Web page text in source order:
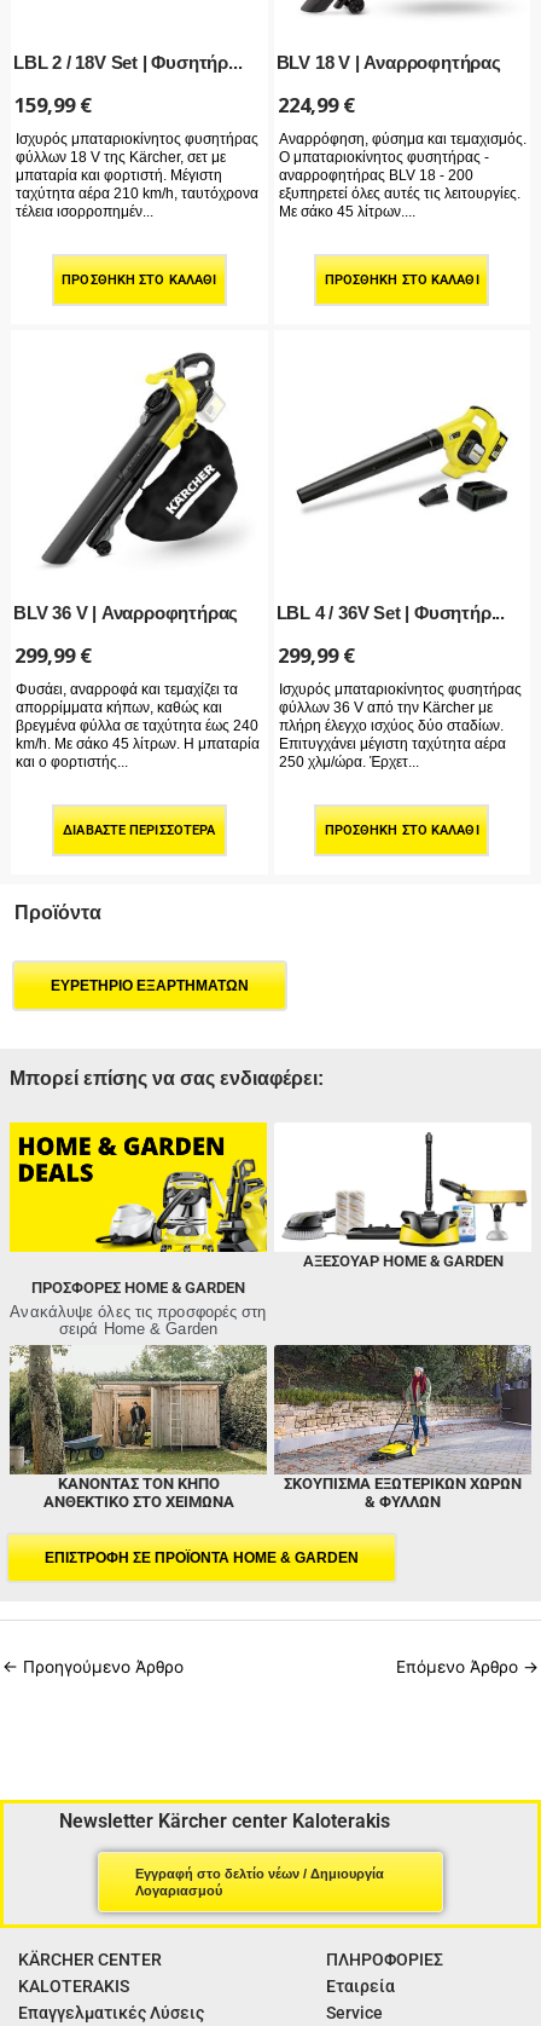
LBL 2 / 18V Set | Φυσητήρ...
159,99€
Ισχυρός μπαταριοκίνητος φυσητήρας
φύλλων 18 V της Kärcher, σετ με
μπαταρία και φορτιστή. Μέγιστη
ταχύτητα αέρα 210 km/h, ταυτόχρονα
τέλεια ισορροπημέν...
ΠΡΟΣΘΉΚΗ ΣΤΟ ΚΑΛΆΘΙ
BLV 18 V | Αναρροφητήρας
224,99€
Αναρρόφηση, φύσημα και τεμαχισμός.
Ο μπαταριοκίνητος φυσητήρας -
αναρροφητήρας BLV 18 - 200
εξυπηρετεί όλες αυτές τις λειτουργίες.
Με σάκο 45 λίτρων....
ΠΡΟΣΘΉΚΗ ΣΤΟ ΚΑΛΆΘΙ
BLV 36 V | Αναρροφητήρας
299,99€
Φυσάει, αναρροφά και τεμαχίζει τα
απορρίμματα κήπων, καθώς και
βρεγμένα φύλλα σε ταχύτητα έως 240
km/h. Με σάκο 45 λίτρων. Η μπαταρία
και ο φορτιστής...
ΔΙΑΒΆΣΤΕ ΠΕΡΙΣΣΌΤΕΡΑ
LBL 4 / 36V Set | Φυσητήρ...
299,99€
Ισχυρός μπαταριοκίνητος φυσητήρας
φύλλων 36 V από την Kärcher με
πλήρη έλεγχο ισχύος δύο σταδίων.
Επιτυγχάνει μέγιστη ταχύτητα αέρα
250 χλμ/ώρα. Έρχετ...
ΠΡΟΣΘΉΚΗ ΣΤΟ ΚΑΛΆΘΙ
Προϊόντα
ΕΥΡΕΤΗΡΙΟ ΕΞΑΡΤΗΜΑΤΩΝ
Μπορεί επίσης να σας ενδιαφέρει:
ΠΡΟΣΦΟΡΈΣ HOME & GARDEN
Ανακάλυψε όλες τις προσφορές στη
σειρά Home & Garden
ΑΞΕΣΟΥΑΡ HOME & GARDEN
ΚΆΝΟΝΤΑΣ ΤΟΝ ΚΉΠΟ
ΑΝΘΕΚΤΙΚΌ ΣΤΟ ΧΕΙΜΏΝΑ
ΣΚΟΎΠΙΣΜΑ ΕΞΩΤΕΡΙΚΏΝ ΧΏΡΩΝ
& ΦΎΛΛΩΝ
ΕΠΙΣΤΡΟΦΗ ΣΕ ΠΡΟΪΟΝΤΑ HOME & GARDEN
← Προηγούμενο Άρθρο Επόμενο Άρθρο →
Newsletter Kärcher center Kaloterakis
Εγγραφή στο δελτίο νέων / Δημιουργία
Λογαριασμού
KÄRCHER CENTER
KALOTERAKIS
Επαγγελματικές Λύσεις
ΠΛΗΡΟΦΟΡΙΕΣ
Εταιρεία
Service